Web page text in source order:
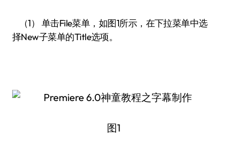
（1） 单击File菜单，如图1所示，在下拉菜单中选
择New子菜单的Title选项。
图1